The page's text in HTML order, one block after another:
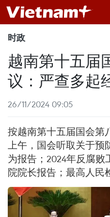
时政
越南第十五届
议：严查多起
26/11/2024 09:05
按越南第十五届国会第
上午，国会听取关于预
为报告；2024年反腐
院院长报告；最高人民